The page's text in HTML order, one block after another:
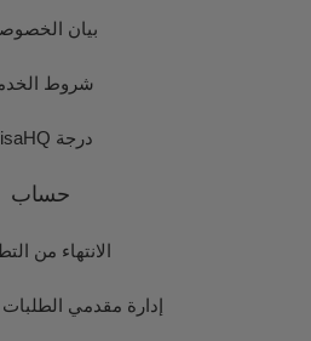
بيان
شروط
درجة VisaHQ
حساب
الانتهاء من
إدارة مقدمي